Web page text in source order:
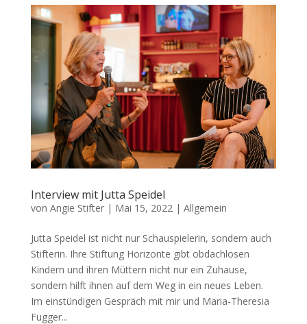
Interview mit Jutta Speidel
von Angie Stifter| Mai 15, 2022| Allgemein
Jutta Speidel ist nicht nur Schauspielerin, sondern auch
Stifterin. Ihre Stiftung Horizonte gibt obdachlosen
Kindern und ihren Müttern nicht nur ein Zuhause,
sondern hilft ihnen auf dem Weg in ein neues Leben.
Im einstündigen Gespräch mit mir und Maria-Theresia
Fugger...